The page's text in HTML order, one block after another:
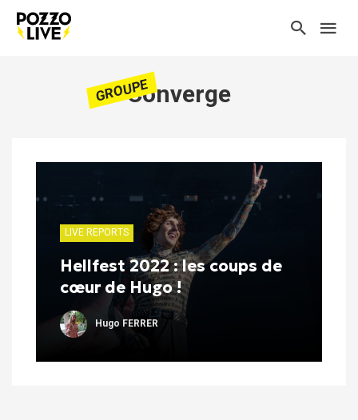
GROUPEConverge
LIVE REPORTS
Hellfest 2022 : les coups de
cœur de Hugo !
Hugo FERRER